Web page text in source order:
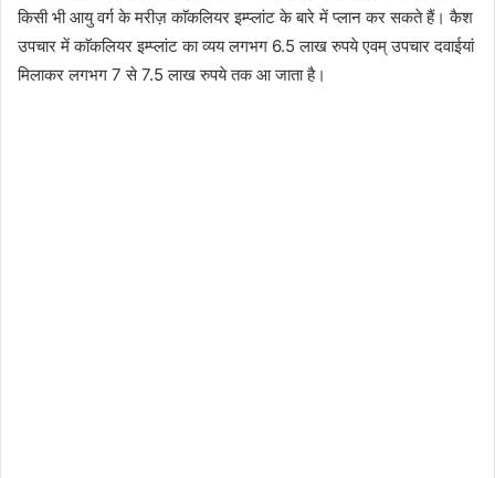
किसी भी आयु वर्ग के मरीज़ काॅकलियर इम्प्लांट के बारे में प्लान कर सकते हैं। कैश
उपचार में काॅकलियर इम्प्लांट का व्यय लगभग 6.5 लाख रुपये एवम् उपचार दवाईयां
मिलाकर लगभग 7 से 7.5 लाख रुपये तक आ जाता है।